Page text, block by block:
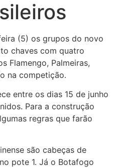
(5) os grupos do novo
chaves com quatro
Flamengo, Palmeiras,
na competição.
entre os dias 15 de junho
Para a construção
regras que farão
são cabeças de
pote 1. Já o Botafogo